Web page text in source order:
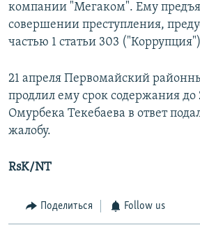
компании "Мегаком". Ему
совершении преступления,
частью 1 статьи 303
21 апреля Первомайский
продлил ему срок содержания
Омурбека Текебаева в ответ
жалобу.
RsK/NT
Поделиться Follow us